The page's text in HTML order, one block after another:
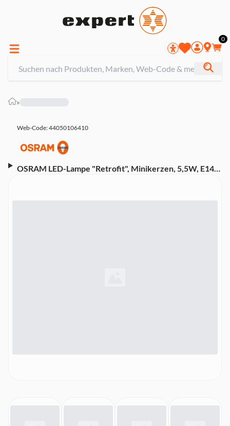
0
»
Web-Code: 44050106410
OSRAM LED-Lampe "Retrofit", Minikerzen, 5,5W, E14,